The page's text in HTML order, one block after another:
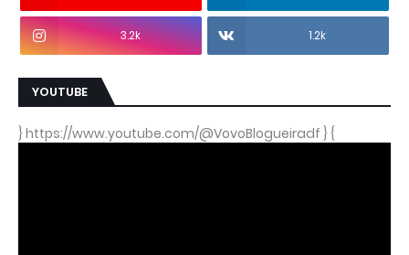
3.2k 1.2k
YOUTUBE
} https://www.youtube.com/@VovoBlogueiradf } {